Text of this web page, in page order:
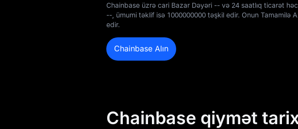
Chainbase üzrə cari Bazar Dəyəri -- və 24 saatlıq ticarət
-- , ümumi təklif isə 1000000000 təşkil edir. Onun Tamamilə
edir.
Chainbase Alın
Chainbase qiymət